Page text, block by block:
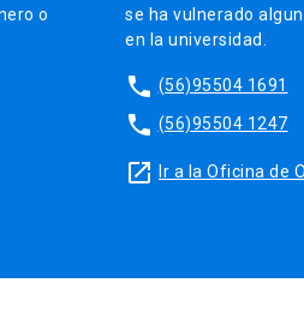
o
se ha vulnerado
en la universidad.
phone (56)95504 1691
phone (56)95504 1247
launch Ir a la Oficina de